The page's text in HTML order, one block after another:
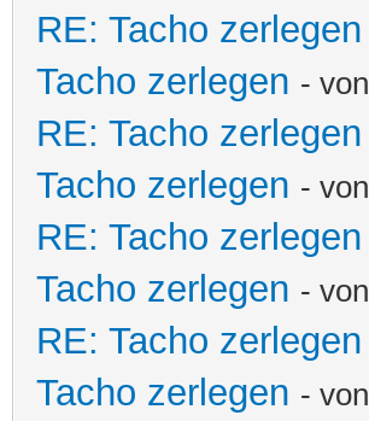
RE: Tacho zerlegen
Tacho zerlegen - von
RE: Tacho zerlegen
Tacho zerlegen - von
RE: Tacho zerlegen
Tacho zerlegen - von
RE: Tacho zerlegen
Tacho zerlegen - von